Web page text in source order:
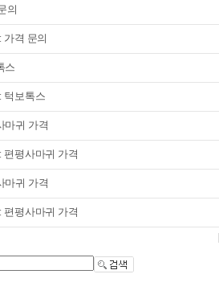
의
가격 문의
스
턱보톡스
마귀 가격
편평사마귀 가격
마귀 가격
편평사마귀 가격